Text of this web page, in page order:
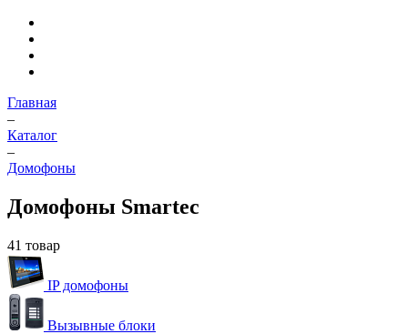
Главная
–
Каталог
–
Домофоны
Домофоны Smartec
41 товар
IP домофоны
Вызывные блоки